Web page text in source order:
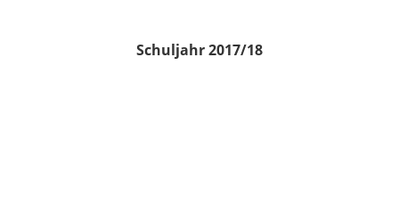
Schuljahr 2017/18